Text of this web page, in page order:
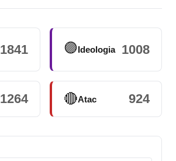
1841 🟣Ideologia 1008
1264 🔴Atac 924